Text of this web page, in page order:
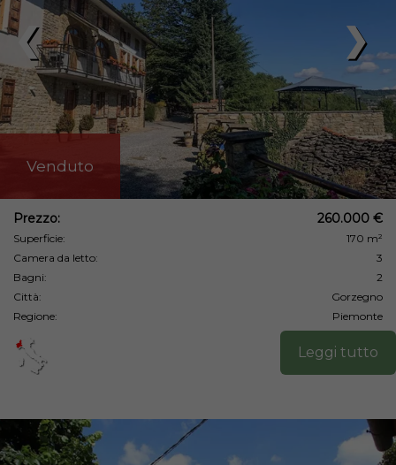
❯
❮
Venduto
Prezzo: 260.000 €
Superficie:
170 m²
Camera da letto:
3
Bagni:
2
Città:
Gorzegno
Regione:
Piemonte
Leggi tutto